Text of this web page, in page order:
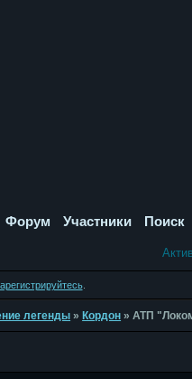
Форум Участники Поиск
.
легенды » Кордон »АТП